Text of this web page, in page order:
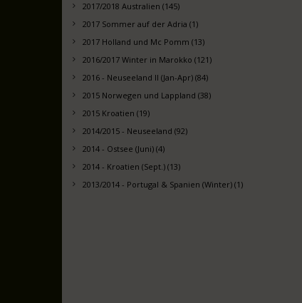
2017/2018 Australien (145)
2017 Sommer auf der Adria (1)
2017 Holland und Mc Pomm (13)
2016/2017 Winter in Marokko (121)
2016 - Neuseeland II (Jan-Apr) (84)
2015 Norwegen und Lappland (38)
2015 Kroatien (19)
2014/2015 - Neuseeland (92)
2014 - Ostsee (Juni) (4)
2014 - Kroatien (Sept.) (13)
2013/2014 - Portugal & Spanien (Winter) (1)